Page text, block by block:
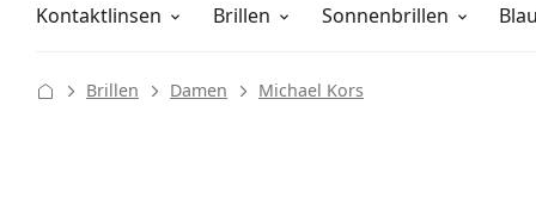
Kontaktlinsen
Pflegemittel Brillen Sonnenbrillen
Alles über den Einkauf
Brillen Damen Michael Kors